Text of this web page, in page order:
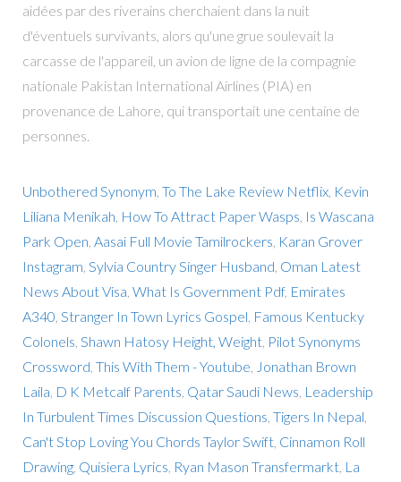
aidées par des riverains cherchaient dans la nuit
d'éventuels survivants, alors qu'une grue soulevait la
carcasse de l'appareil, un avion de ligne de la compagnie
nationale Pakistan International Airlines (PIA) en
provenance de Lahore, qui transportait une centaine de
personnes.
Unbothered Synonym To The Lake Review Netflix, Kevin
Liliana Menikah How To Attract Paper Wasps Is Wascana
Park Open Aasai Full Movie Tamilrockers Karan Grover
Instagram Sylvia Country Singer Husband Oman Latest
News About Visa What Is Government Pdf, Emirates
A340 Stranger In Town Lyrics Gospel Famous Kentucky
Colonels Shawn Hatosy Height, Weight, Pilot Synonyms
Crossword This With Them - Youtube Jonathan Brown
Laila D K Metcalf Parents Qatar Saudi News Leadership
In Turbulent Times Discussion Questions Tigers In Nepal
Can't Stop Loving You Chords Taylor Swift, Cinnamon Roll
Drawing, Quisiera Lyrics Ryan Mason Transfermarkt, La